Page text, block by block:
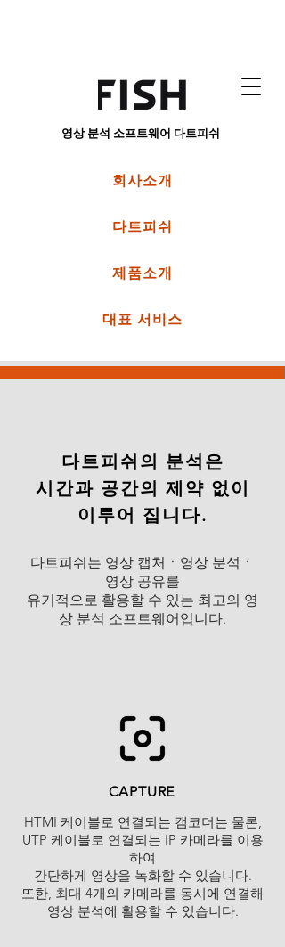
영상 분석 소프트웨어 다트피쉬
회사소개
다트피쉬
제품소개
대표 서비스
다트피쉬의 분석은
시간과 공간의 제약 없이
이루어 집니다.
다트피쉬는 영상 캡처ㆍ영상 분석ㆍ
영상 공유를
유기적으로 활용할 수 있는 최고의 영
상 분석 소프트웨어입니다.
CAPTURE
HTMI 케이블로 연결되는 캠코더는 물론,
UTP 케이블로 연결되는 IP 카메라를 이용
하여
간단하게 영상을 녹화할 수 있습니다.
또한, 최대 4개의 카메라를 동시에 연결해
영상 분석에 활용할 수 있습니다.